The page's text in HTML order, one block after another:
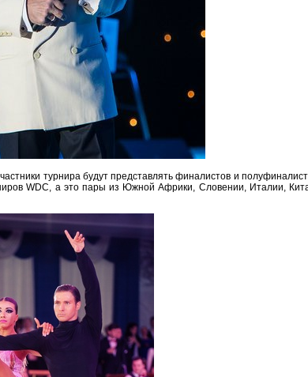
турнира будут представлять финалистов и
WDC, а это пары из Южной Африки, Словении, Италии,